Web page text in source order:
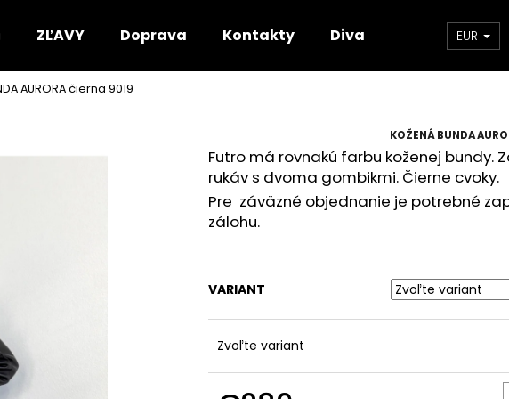
ZĽAVY Doprava Kontakty DivaRio Ambasador
EUR
AURORA čierna 9019
KOŽENÁ BUNDA
Futro má rovnakú farbu koženej bundy.
rukáv s dvoma gombikmi. Čierne cvoky.
Pre záväzné objednanie je potrebné
zálohu.
VARIANT
Zvoľte variant
Čo potrebujete nájsť?
HĽADAŤ